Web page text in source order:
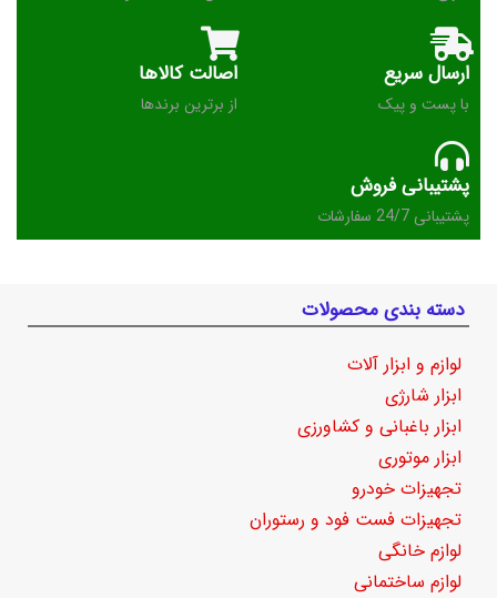
ارسال سریع
با پست و پیک
اصالت کالاها
از برترین برندها
پشتیبانی فروش
پشتیبانی 24/7 سفارشات
دسته بندی محصولات
لوازم و ابزار آلات
ابزار شارژی
ابزار باغبانی و کشاورزی
ابزار موتوری
تجهیزات خودرو
تجهیزات فست فود و رستوران
لوازم خانگی
لوازم ساختمانی